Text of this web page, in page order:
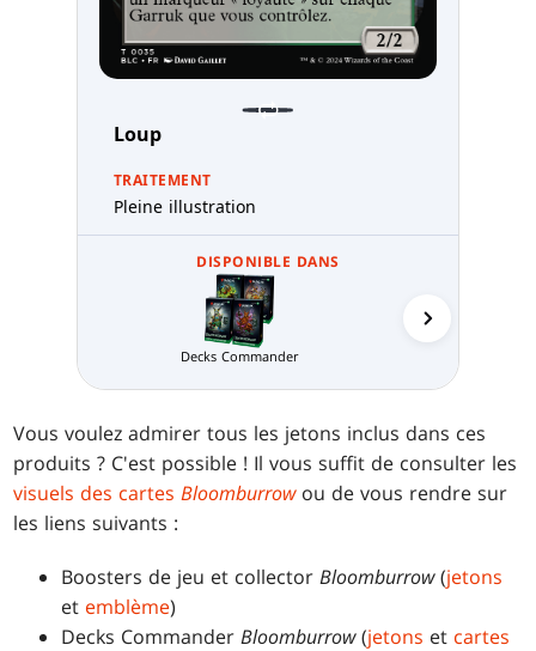
Loup
TRAITEMENT
Pleine illustration
DISPONIBLE DANS
Decks Commander
Vous voulez admirer tous les jetons inclus dans ces
produits ? C'est possible ! Il vous suffit de consulter les
visuels des cartesBloomburrowou de vous rendre sur
les liens suivants :
Boosters de jeu et collectorBloomburrow(jetons
et emblème)
Decks CommanderBloomburrow(jetons et cartes